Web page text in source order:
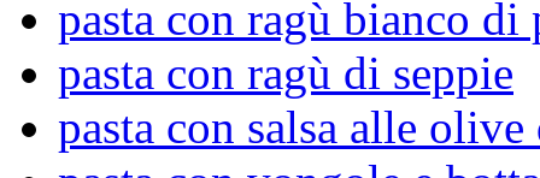
pasta con ragù bianco di
pasta con ragù di seppie
pasta con salsa alle